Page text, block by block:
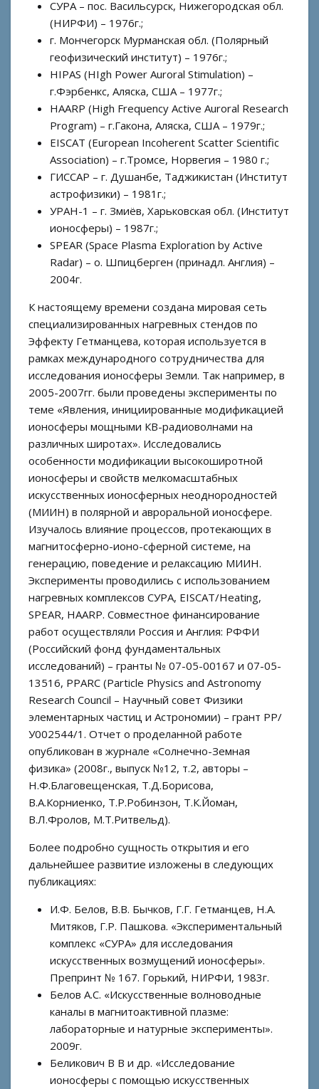
СУРА – пос. Васильсурск, Нижегородская обл.
(НИРФИ) – 1976г.;
г. Мончегорск Мурманская обл. (Полярный
геофизический институт) – 1976г.;
HIPAS (HIgh Power Auroral Stimulation) –
г.Фэрбенкс, Аляска, США – 1977г.;
HAARP (High Frequency Active Auroral Research
Program) – г.Гакона, Аляска, США – 1979г.;
EISCAT (European Incoherent Scatter Scientific
Association) – г.Тромсе, Норвегия – 1980 г.;
ГИССАР – г. Душанбе, Таджикистан (Институт
астрофизики) – 1981г.;
УРАН-1 – г. Змиёв, Харьковская обл. (Институт
ионосферы) – 1987г.;
SPEAR (Space Plasma Exploration by Active
Radar) – о. Шпицберген (принадл. Англия) –
2004г.
К настоящему времени создана мировая сеть
специализированных нагревных стендов по
Эффекту Гетманцева, которая используется в
рамках международного сотрудничества для
исследования ионосферы Земли. Так например, в
2005-2007гг. были проведены эксперименты по
теме «Явления, инициированные модификацией
ионосферы мощными КВ-радиоволнами на
различных широтах». Исследовались
особенности модификации высокоширотной
ионосферы и свойств мелкомасштабных
искусственных ионосферных неоднородностей
(МИИН) в полярной и авроральной ионосфере.
Изучалось влияние процессов, протекающих в
магнитосферно-ионо-сферной системе, на
генерацию, поведение и релаксацию МИИН.
Эксперименты проводились с использованием
нагревных комплексов СУРА, EISCAT/Heating,
SPEAR, HAARP. Совместное финансирование
работ осуществляли Россия и Англия: РФФИ
(Российский фонд фундаментальных
исследований) – гранты № 07-05-00167 и 07-05-
13516, PPARC (Particle Physics and Astronomy
Research Council – Научный совет Физики
элементарных частиц и Астрономии) – грант РР/
У002544/1. Отчет о проделанной работе
опубликован в журнале «Солнечно-Земная
физика» (2008г., выпуск №12, т.2, авторы –
Н.Ф.Благовещенская, Т.Д.Борисова,
В.А.Корниенко, Т.Р.Робинзон, Т.К.Йоман,
В.Л.Фролов, М.Т.Ритвельд).
Более подробно сущность открытия и его
дальнейшее развитие изложены в следующих
публикациях:
И.Ф. Белов, В.В. Бычков, Г.Г. Гетманцев, Н.А.
Митяков, Г.Р. Пашкова. «Экспериментальный
комплекс «СУРА» для исследования
искусственных возмущений ионосферы».
Препринт № 167. Горький, НИРФИ, 1983г.
Белов А.С. «Искусственные волноводные
каналы в магнитоактивной плазме:
лабораторные и натурные эксперименты».
2009г.
Беликович В В и др. «Исследование
ионосферы с помощью искусственных